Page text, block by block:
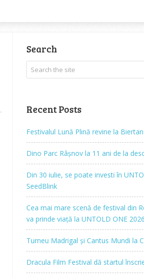
Search
Recent Posts
Festivalul Lună Plină revine la Biertan
Dino Parc Râșnov la 11 ani de la
Din 30 iulie, se poate investi în
SeedBlink
Cea mai mare scenă de festival din
va prinde viață la UNTOLD ONE 2026
Turneu Madrigal și Cantus Mundi la
Dracula Film Festival dă startul